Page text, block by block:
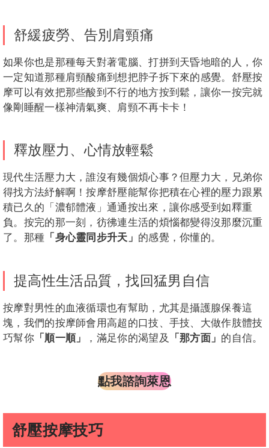
舒緩疲勞、告別肩頸痛
如果你也是那種每天對著電腦、打拼到天昏地暗的人，你
一定知道那種肩頸酸痛到想把脖子拆下來的感覺。舒壓按
摩可以有效把那些酸到不行的地方按到鬆，讓你一按完就
像剛睡醒一樣神清氣爽、肩頸不再卡卡！
釋放壓力、心情放輕鬆
現代生活壓力大，誰沒有幾個煩心事？但壓力大，兄弟你
得找方法紓解啊！按摩舒壓能幫你把積在心裡的壓力跟累
積已久的「濃郁體液」通通按出來，讓你感受到如釋重
負。按完的那一刻，彷彿連生活的煩惱都變得沒那麼沉重
了。那種 「身心靈同步升天」 的感覺，你懂的。
提高性生活品質，找回猛男自信
按摩對男性的血液循環也有幫助，尤其是攝護腺保養這
塊，我們的按摩師會用高超的口技、手技、大做作肢體技
巧幫你「順一順」 ，滿足你的渴望及 「那方面」 的自信。
點我諮詢萊恩
舒壓按摩技巧